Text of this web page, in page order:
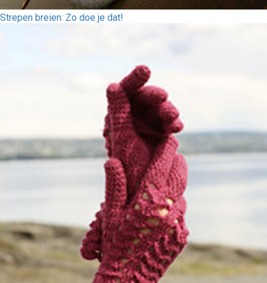
Strepen breien: Zo doe je dat!